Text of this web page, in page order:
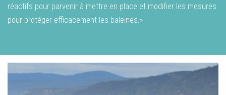
réactifs pour parvenir à mettre en place et modifier les mesures
pour protéger efficacement les baleines.»